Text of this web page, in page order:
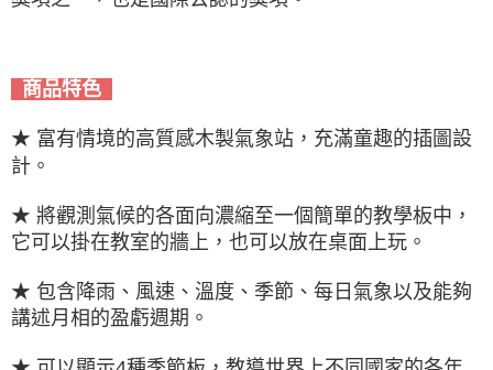
商品特色
★ 富有情境的高質感木製氣象站，充滿童趣的插圖設
計。
★ 將觀測氣候的各面向濃縮至一個簡單的教學板中，
它可以掛在教室的牆上，也可以放在桌面上玩。
★ 包含降雨、風速、溫度、季節、每日氣象以及能夠
講述月相的盈虧週期。